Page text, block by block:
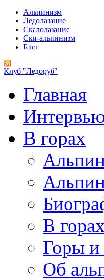
Альпинизм
Ледолазание
Скалолазание
Ски-альпинизм
Блог
Клуб "Ледоруб"
Главная
Интервью
В горах
В
Горы и
Об